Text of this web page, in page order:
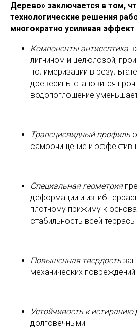
Дерево» заключается в том,
технологические решения
многократно усиливая эффект
Компоненты антисептика
лигнином и целюлозой,
полимеризации в
древесины становится
водопоглощение
Трапециевидный профиль
самоочищение и
Специальная геометрия
деформации и изгиб
плотному прижиму к
стабильность всей террасы
Повышенная твердость
механических повреждений
Устойчивость к истиранию
долговечными